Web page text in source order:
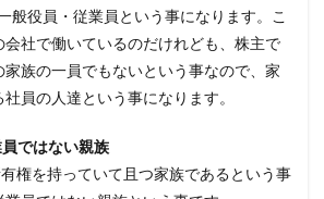
般役員・従業員という事になります。こ
社で働いているのだけれども、株主で
家族の一員でもないという事なので、家
員の人達という事になります。
ではない親族
権を持っていて且つ家族であるという事